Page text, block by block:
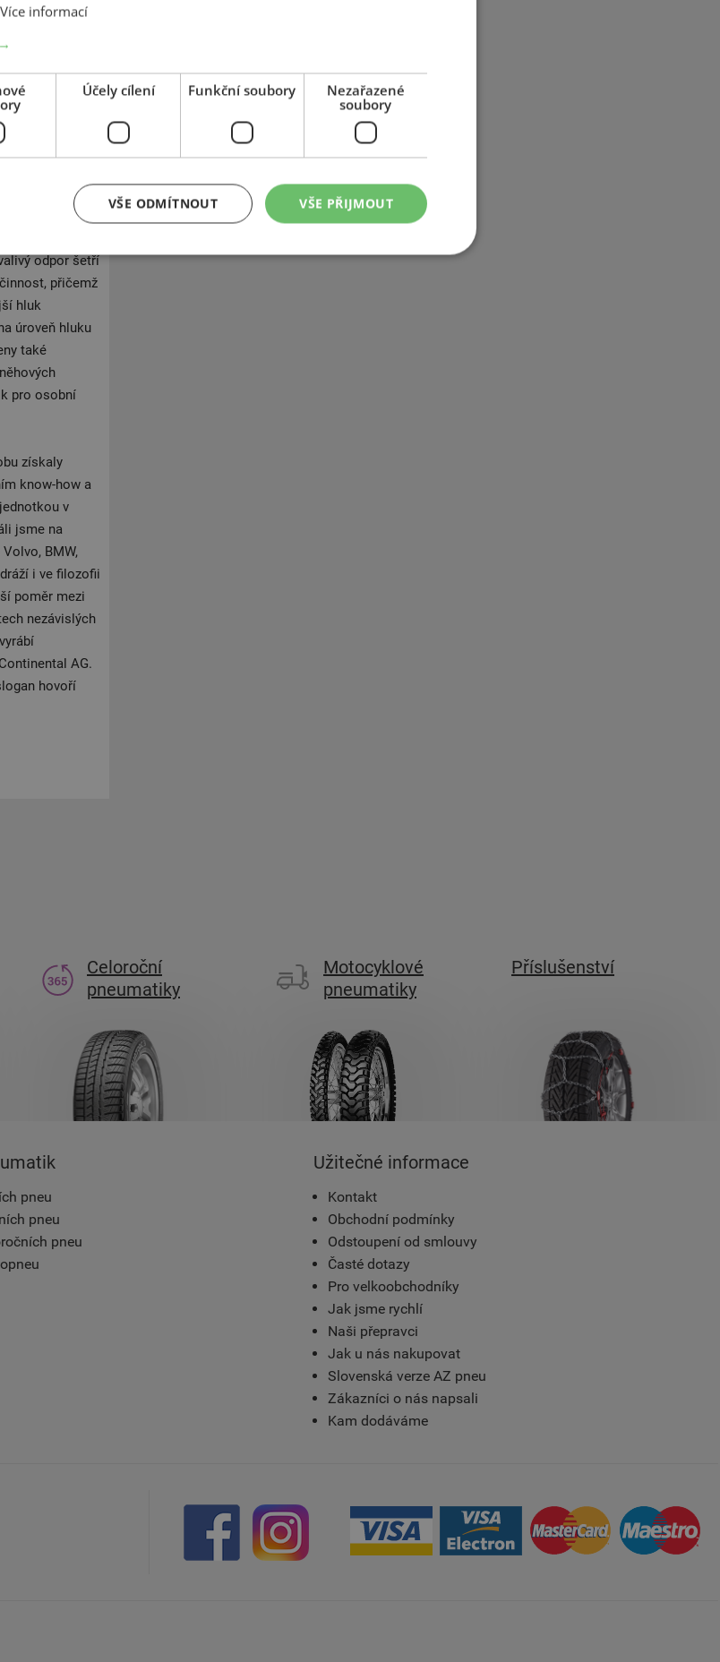
který
tak, aby
z jízdy.
a
snížené riziko
Vanis 3 je
a
zákazníky z
třídu E.
odpor šetří
přičemž
hluk
úroveň hluku
také
pro osobní
získaly
know-how a
v
jsme na
BMW,
i ve filozofii
poměr mezi
nezávislých
AG.
hovoří
Celoroční
pneumatiky
Motocyklové
pneumatiky
Příslušenství
pneu
pneu
pneu
Užitečné informace
Kontakt
Obchodní podmínky
Odstoupení od smlouvy
Časté dotazy
Pro velkoobchodníky
Jak jsme rychlí
Naši přepravci
Jak u nás nakupovat
Slovenská verze AZ pneu
Zákazníci o nás napsali
Kam dodáváme
Více informací
Účely cílení Funkční soubory
Nezařazené
soubory
VŠE PŘIJMOUT
VŠE ODMÍTNOUT